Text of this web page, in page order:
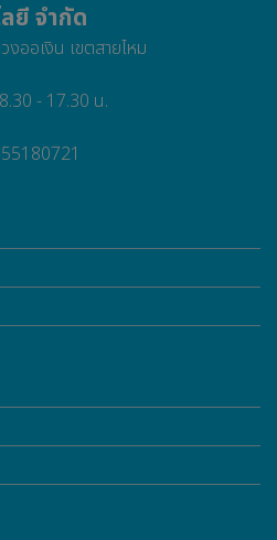
ยี จำกัด
ออเงิน เขตสายไหม
- 17.30 น.